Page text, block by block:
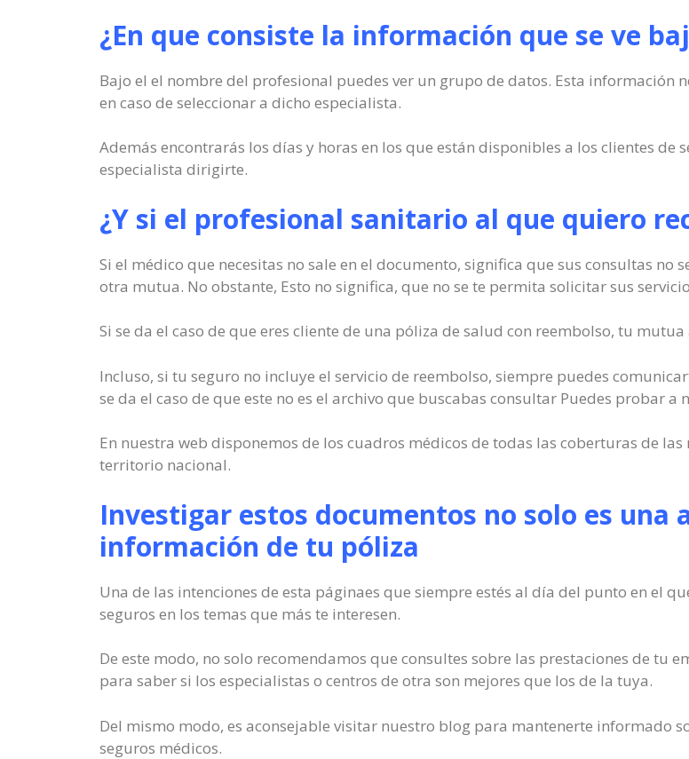
¿En que consiste la información que se ve
Bajo el el nombre del profesional puedes ver un grupo de datos. Esta información
en caso de seleccionar a dicho especialista.
Además encontrarás los días y horas en los que están disponibles a los clientes de
especialista dirigirte.
¿Y si el profesional sanitario al que quiero
Si el médico que necesitas no sale en el documento, significa que sus consultas no
otra mutua. No obstante, Esto no significa, que no se te permita solicitar sus
Si se da el caso de que eres cliente de una póliza de salud con reembolso, tu
Incluso, si tu seguro no incluye el servicio de reembolso, siempre puedes
se da el caso de que este no es el archivo que buscabas consultar Puedes probar a
En nuestra web disponemos de los cuadros médicos de todas las coberturas de
territorio nacional.
Investigar estos documentos no solo es una
información de tu póliza
Una de las intenciones de esta páginaes que siempre estés al día del punto en el
seguros en los temas que más te interesen.
De este modo, no solo recomendamos que consultes sobre las prestaciones de tu
para saber si los especialistas o centros de otra son mejores que los de la tuya.
Del mismo modo, es aconsejable visitar nuestro blog para mantenerte informado
seguros médicos.